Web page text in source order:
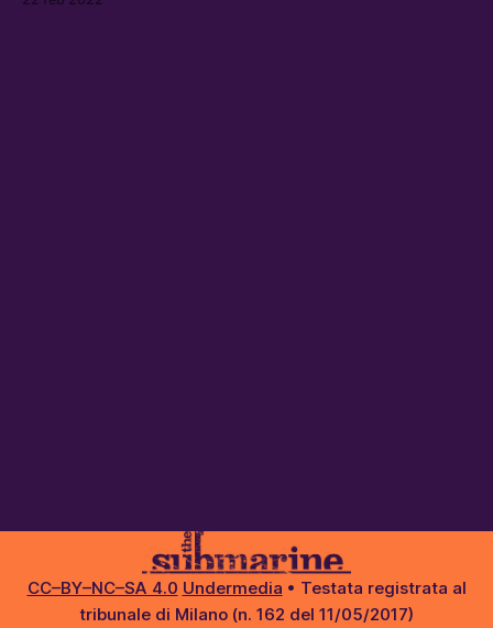
e di come servano riforme strutturali. Questa mobilitazione
CC–BY–NC–SA 4.0 Undermedia • Testata registrata al
tribunale di Milano (n. 162 del 11/05/2017)